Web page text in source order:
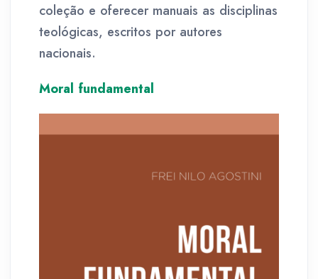
coleção e oferecer manuais as disciplinas
teológicas, escritos por autores
nacionais.
Moral fundamental